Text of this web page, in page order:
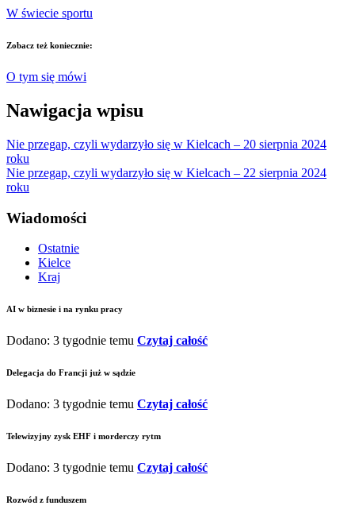
W świecie sportu
Zobacz też koniecznie:
O tym się mówi
Nawigacja wpisu
Nie przegap, czyli wydarzyło się w Kielcach – 20 sierpnia 2024
roku
Nie przegap, czyli wydarzyło się w Kielcach – 22 sierpnia 2024
roku
Wiadomości
Ostatnie
Kielce
Kraj
AI w biznesie i na rynku pracy
Dodano: 3 tygodnie temu Czytaj całość
Delegacja do Francji już w sądzie
Dodano: 3 tygodnie temu Czytaj całość
Telewizyjny zysk EHF i morderczy rytm
Dodano: 3 tygodnie temu Czytaj całość
Rozwód z funduszem